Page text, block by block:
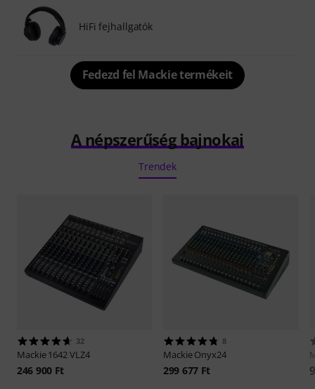
HiFi fejhallgatók
Fedezd fel Mackie termékeit
A népszerűség bajnokai
Trendek
32
Mackie1642 VLZ4
246 900 Ft
8
MackieOnyx24
299 677 Ft